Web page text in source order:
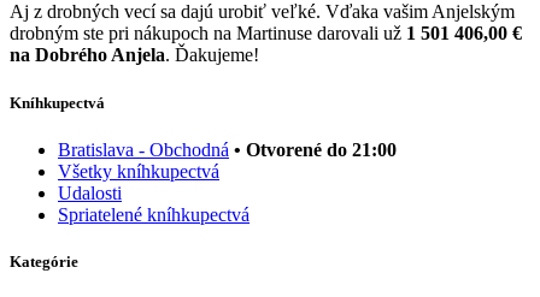
Aj z drobných vecí sa dajú urobiť veľké. Vďaka vašim Anjelským
drobným ste pri nákupoch na Martinuse darovali už 1 501 406,00 €
na Dobrého Anjela. Ďakujeme!
Kníhkupectvá
Bratislava - Obchodná • Otvorené do 21:00
Všetky kníhkupectvá
Udalosti
Spriatelené kníhkupectvá
Kategórie